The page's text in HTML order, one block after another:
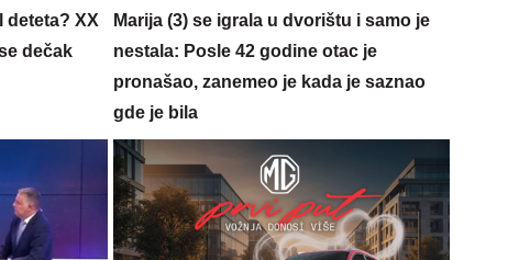
deteta? XX
dečak
Marija (3) se igrala u dvorištu i samo je
nestala: Posle 42 godine otac je
pronašao, zanemeo je kada je saznao
gde je bila